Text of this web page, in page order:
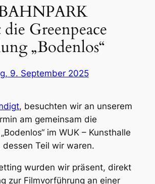
Greenpeace
„Bodenlos“
9. September 2025
, besuchten wir an unserem
am gemeinsam die
im WUK – Kunsthalle
dessen Teil wir waren.
wurden wir präsent, direkt
zur Filmvorführung an einer